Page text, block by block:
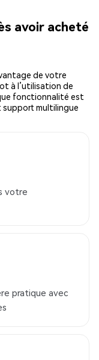
avoir acheté
de votre
à l’utilisation de
fonctionnalité est
multilingue
votre
pratique avec